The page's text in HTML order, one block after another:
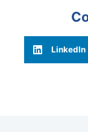
LinkedIn